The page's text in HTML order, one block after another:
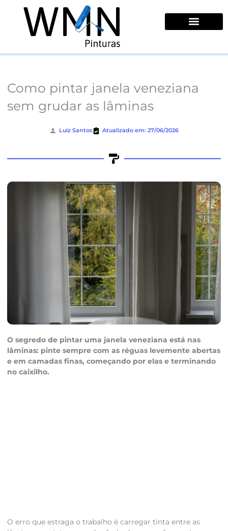
conteúdo
Como pintar janela veneziana
sem grudar as lâminas
Luiz Santos Atualizado em: 27/06/2026
O segredo de pintar uma janela veneziana está nas
lâminas: pinte sempre com as réguas levemente abertas
e em camadas finas, começando por elas e terminando
no caixilho.
O erro que estraga o trabalho é carregar tinta entre as